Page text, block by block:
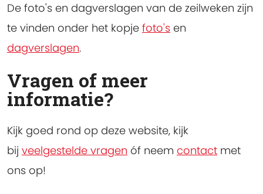
De foto's en dagverslagen van de zeilweken zijn
te vinden onder het kopje foto's en
dagverslagen.
Vragen of meer
informatie?
Kijk goed rond op deze website, kijk
bij veelgestelde vragen óf neem contact met
ons op!